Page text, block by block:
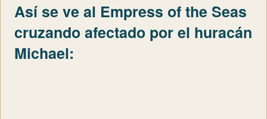
Así se ve al Empress of the Seas
cruzando afectado por el huracán
Michael: